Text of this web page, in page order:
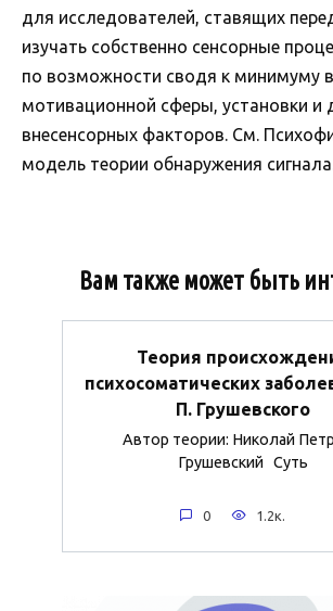
для исследователей, ставящих
изучать собственно сенсорные
по возможности сводя к минимуму
мотивационной сферы, установки и
внесенсорных факторов. См.
модель теории обнаружения
Вам также может быть
Теория
психосоматических
П. Грушевского
Автор теории: Николай
Грушевский Суть
0 1.2к.